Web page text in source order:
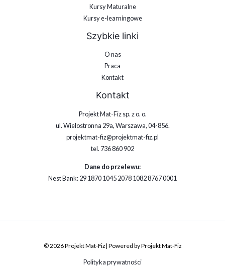
Kursy Maturalne
Kursy e-learningowe
Szybkie linki
O nas
Praca
Kontakt
Kontakt
Projekt Mat-Fiz sp. z o. o.
ul. Wielostronna 29a, Warszawa, 04-856.
projektmat-fiz@projektmat-fiz.pl
tel. 736 860 902
Dane do przelewu:
Nest Bank: 29 1870 1045 2078 1082 8767 0001
© 2026 Projekt Mat-Fiz | Powered by Projekt Mat-Fiz
Polityka prywatności